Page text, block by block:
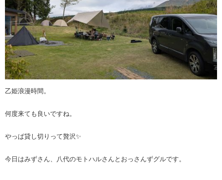
乙姫浪漫時間。
何度来ても良いですね。
やっぱ貸し切りって贅沢✨
今日はみずさん、八代のモトハルさんとおっさんずグルです。